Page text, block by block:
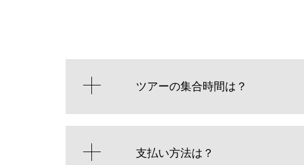
ツアーの集合時間は？
支払い方法は？